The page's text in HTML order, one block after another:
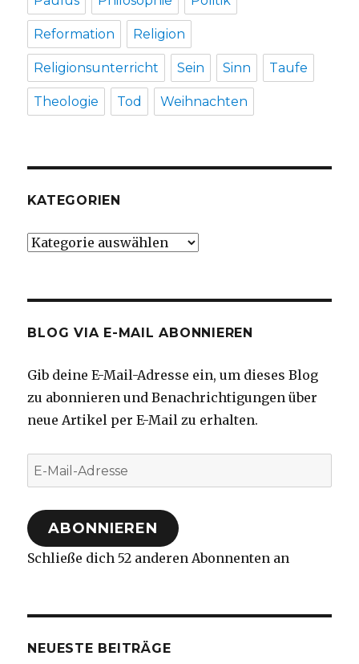
Reformation Religion
Religionsunterricht Sein Sinn Taufe
Theologie Tod Weihnachten
KATEGORIEN
Kategorien
BLOG VIA E-MAIL ABONNIEREN
Gib deine E-Mail-Adresse ein, um dieses Blog
zu abonnieren und Benachrichtigungen über
neue Artikel per E-Mail zu erhalten.
E-
Mail-
Adresse
ABONNIEREN
Schließe dich 52 anderen Abonnenten an
NEUESTE BEITRÄGE